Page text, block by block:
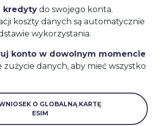
kredyty do swojego konta.
koszty danych są automatycznie
wykorzystania.
konto w dowolnym momencie
zużycie danych, aby mieć wszystko
O GLOBALNĄ KARTĘ
ESIM